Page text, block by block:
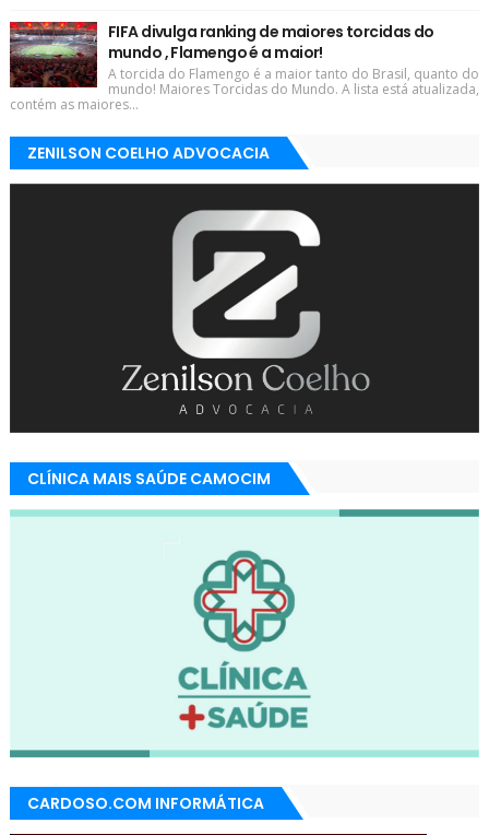
FIFA divulga ranking de maiores torcidas do
mundo , Flamengo é a maior!
A torcida do Flamengo é a maior tanto do Brasil, quanto do
mundo! Maiores Torcidas do Mundo. A lista está atualizada,
contém as maiores...
ZENILSON COELHO ADVOCACIA
CLÍNICA MAIS SAÚDE CAMOCIM
CARDOSO.COM INFORMÁTICA